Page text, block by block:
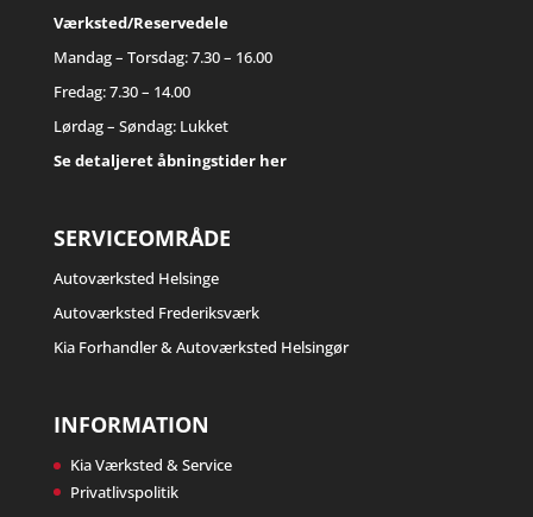
Værksted/Reservedele
Mandag – Torsdag: 7.30 – 16.00
Fredag: 7.30 – 14.00
Lørdag – Søndag: Lukket
Se detaljeret åbningstider her
SERVICEOMRÅDE
Autoværksted Helsinge
Autoværksted Frederiksværk
Kia Forhandler & Autoværksted Helsingør
INFORMATION
Kia Værksted & Service
Privatlivspolitik